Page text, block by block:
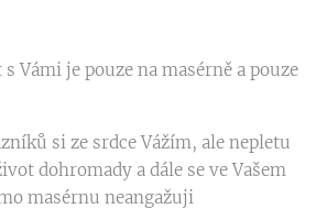
Vámi je pouze na masérně a pouze
si ze srdce Vážím, ale nepletu
dohromady a dále se ve Vašem
masérnu neangažuji